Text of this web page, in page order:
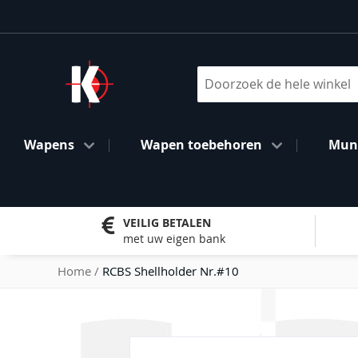
naar
inhoud
Wapens Wapen toebehoren
VEILIG BETALEN
met uw eigen bank
Home RCBS Shellholder Nr.#10